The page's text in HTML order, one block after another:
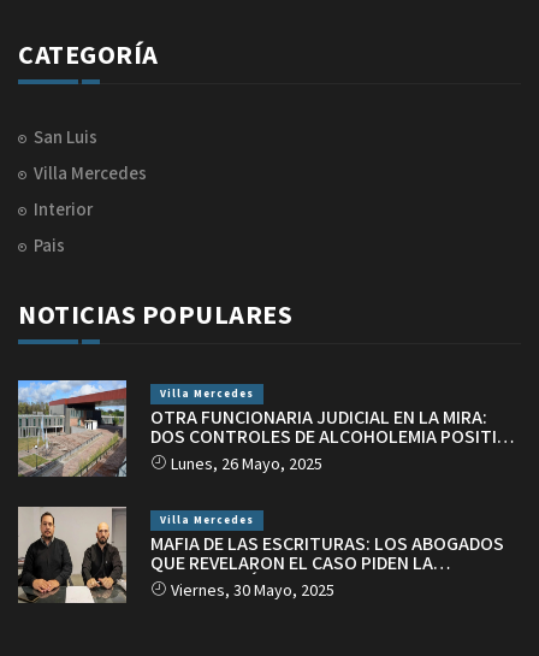
CATEGORÍA
San Luis
Villa Mercedes
Interior
Pais
NOTICIAS POPULARES
Villa Mercedes
OTRA FUNCIONARIA JUDICIAL EN LA MIRA:
DOS CONTROLES DE ALCOHOLEMIA POSITIVA
EN VILLA MERCEDES
Lunes, 26 Mayo, 2025
Villa Mercedes
MAFIA DE LAS ESCRITURAS: LOS ABOGADOS
QUE REVELARON EL CASO PIDEN LA
INTERVENCIÓN DEL PODER JUDICIAL
Viernes, 30 Mayo, 2025